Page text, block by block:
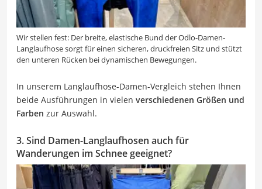
Wir stellen fest: Der breite, elastische Bund der Odlo-Damen-
Langlaufhose sorgt für einen sicheren, druckfreien Sitz und stützt
den unteren Rücken bei dynamischen Bewegungen.
In unserem Langlaufhose-Damen-Vergleich stehen Ihnen
beide Ausführungen in vielen verschiedenen Größen und
Farben zur Auswahl.
3. Sind Damen-Langlaufhosen auch für
Wanderungen im Schnee geeignet?